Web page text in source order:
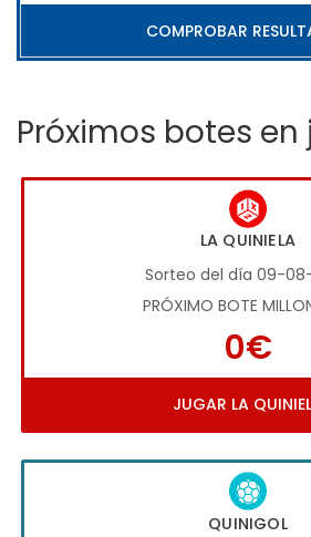
COMPROBAR
Próximos botes en
LA QUINIELA
Sorteo del día 09-
PRÓXIMO BOTE
0€
JUGAR LA
QUINIGOL